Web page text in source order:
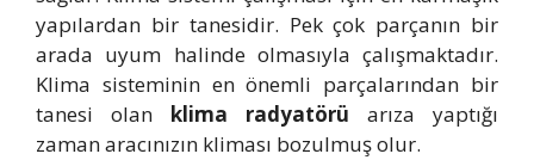
yapılardan bir tanesidir. Pek çok parçanın bir
arada uyum halinde olmasıyla çalışmaktadır.
Klima sisteminin en önemli parçalarından bir
tanesi olan klima radyatörü arıza yaptığı
zaman aracınızın kliması bozulmuş olur.